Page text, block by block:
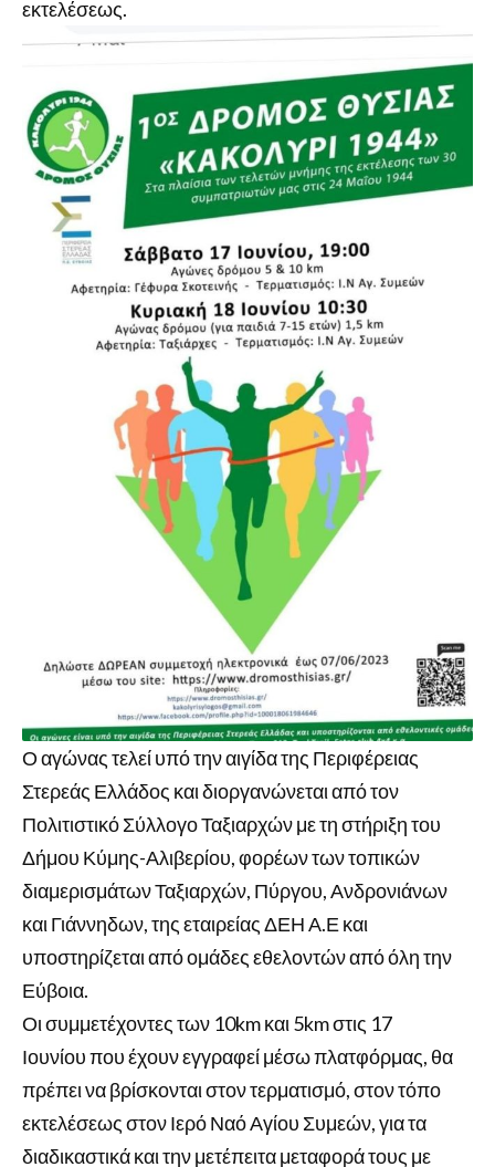
εκτελέσεως.
Ο αγώνας τελεί υπό την αιγίδα της Περιφέρειας
Στερεάς Ελλάδος και διοργανώνεται από τον
Πολιτιστικό Σύλλογο Ταξιαρχών με τη στήριξη του
Δήμου Κύμης-Αλιβερίου, φορέων των τοπικών
διαμερισμάτων Ταξιαρχών, Πύργου, Ανδρονιάνων
και Γιάννηδων, της εταιρείας ΔΕΗ Α.Ε και
υποστηρίζεται από ομάδες εθελοντών από όλη την
Εύβοια.
Οι συμμετέχοντες των 10km και 5km στις 17
Ιουνίου που έχουν εγγραφεί μέσω πλατφόρμας, θα
πρέπει να βρίσκονται στον τερματισμό, στον τόπο
εκτελέσεως στον Ιερό Ναό Αγίου Συμεών, για τα
διαδικαστικά και την μετέπειτα μεταφορά τους με